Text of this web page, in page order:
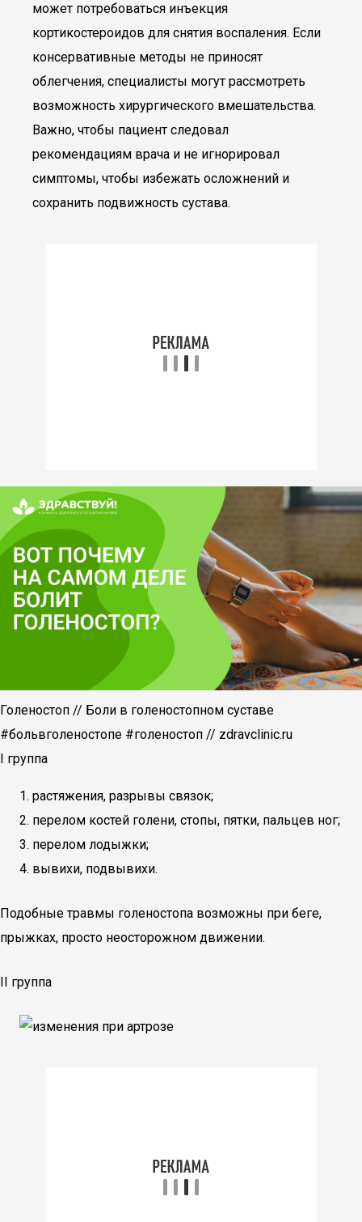
может потребоваться инъекция
кортикостероидов для снятия воспаления. Если
консервативные методы не приносят
облегчения, специалисты могут рассмотреть
возможность хирургического вмешательства.
Важно, чтобы пациент следовал
рекомендациям врача и не игнорировал
симптомы, чтобы избежать осложнений и
сохранить подвижность сустава.
Голеностоп // Боли в голеностопном суставе
#больвголеностопе #голеностоп // zdravclinic.ru
I группа
растяжения, разрывы связок;
перелом костей голени, стопы, пятки, пальцев ног;
перелом лодыжки;
вывихи, подвывихи.
Подобные травмы голеностопа возможны при беге,
прыжках, просто неосторожном движении.
II группа